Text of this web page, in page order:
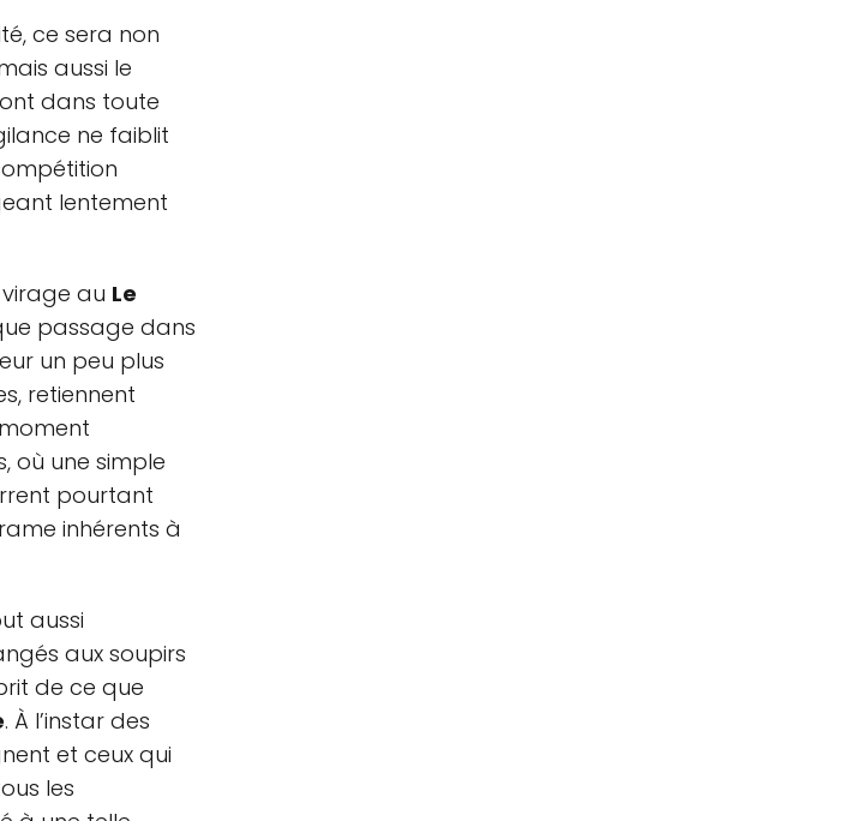
ce sera non
aussi le
dans toute
ne faiblit
lentement
au Le
passage dans
un peu plus
retiennent
où une simple
pourtant
inhérents à
aussi
aux soupirs
de ce que
. À l’instar des
et ceux qui
les